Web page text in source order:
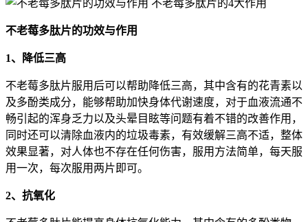
不老莓多肽片的功效与作用
1、降低三高
不老莓多肽片服用后可以帮助降低三高，其中含有的花青素以
及多酚类成分，能够帮助加快身体代谢速度，对于血液流通不
畅引起的浑身乏力以及头晕目眩等问题有着不错的改善作用，
同时还可以清除血液内的垃圾毒素，有效缓解三高不适，整体
效果显著，对人体也不存在任何伤害，服用方法简单，每天服
用一次，每次服用两片即可。
2、抗氧化